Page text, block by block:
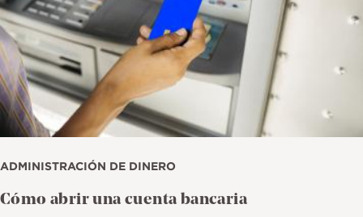
ADMINISTRACIÓN DE DINERO
Cómo abrir una cuenta bancaria